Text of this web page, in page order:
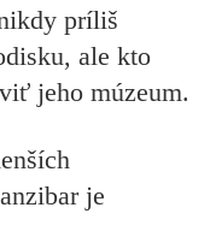
príliš
ale kto
jeho múzeum.
je